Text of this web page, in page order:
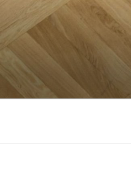
Inhalt
springen